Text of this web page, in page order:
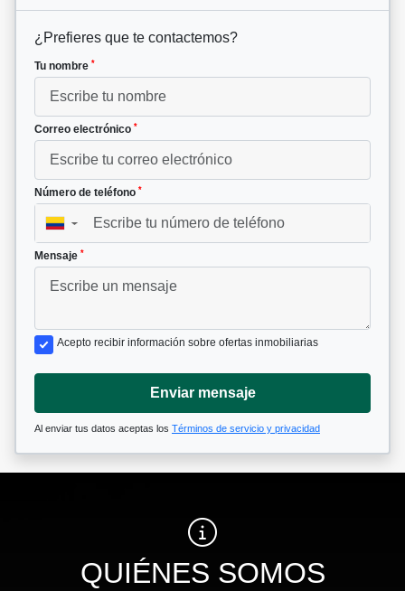
¿Prefieres que te contactemos?
Tu nombre *
Correo electrónico *
Número de teléfono *
▼
Mensaje *
Acepto recibir información sobre ofertas inmobiliarias
Enviar mensaje
Al enviar tus datos aceptas los Términos de servicio y privacidad
QUIÉNES SOMOS